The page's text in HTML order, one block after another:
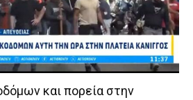
και πορεία στην